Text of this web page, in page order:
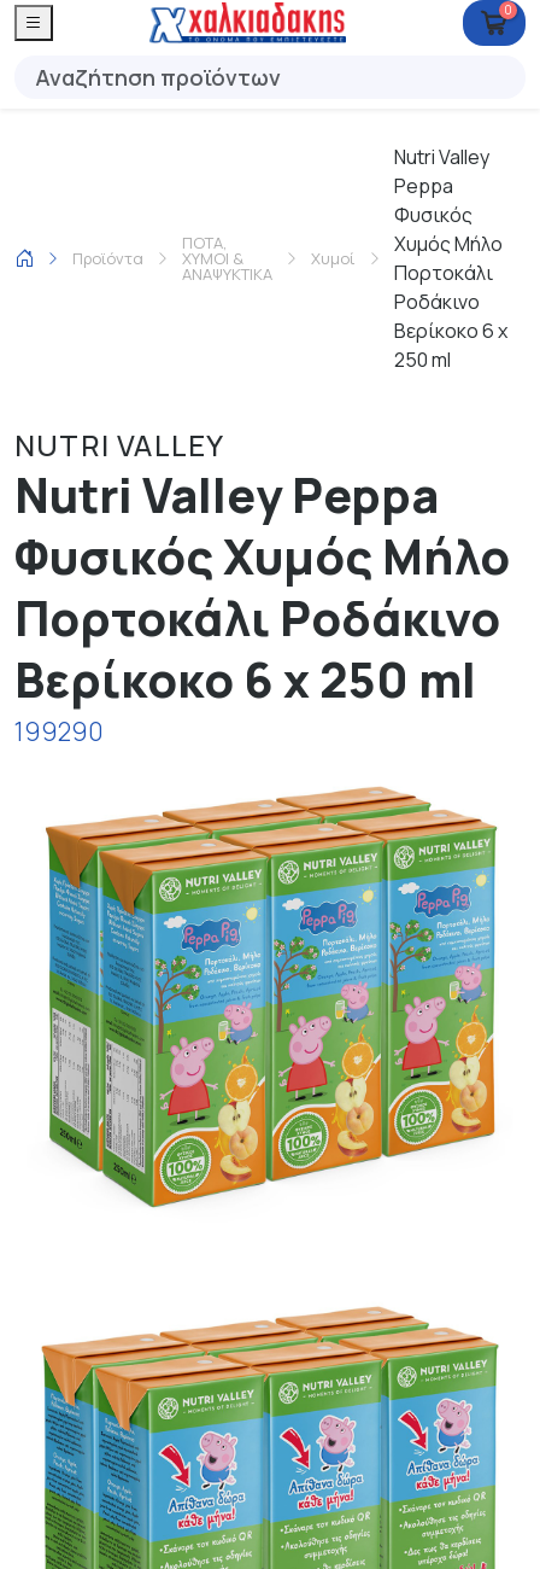
0
Προϊόντα
ΠΟΤΑ,
ΧΥΜΟΙ &
ΑΝΑΨΥΚΤΙΚΑ
Χυμοί
Nutri Valley
Peppa
Φυσικός
Χυμός Μήλο
Πορτοκάλι
Ροδάκινο
Βερίκοκο 6 x
250 ml
NUTRI VALLEY
Nutri Valley Peppa
Φυσικός Χυμός Μήλο
Πορτοκάλι Ροδάκινο
Βερίκοκο 6 x 250 ml
199290